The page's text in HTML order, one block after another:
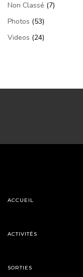
Non Classé (7)
Photos (53)
Videos (24)
ACCUEIL
ACTIVITÉS
SORTIES